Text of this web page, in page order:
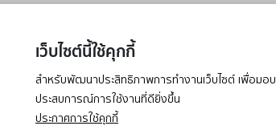
เว็บไซต์นี้ใช้คุกกี้
สำหรับพัฒนาประสิทธิภาพการทำงานเว็บไซต์ เพื่อมอบ
ประสบการณ์การใช้งานที่ดียิ่งขึ้น
ประกาศการใช้คุกกี้
has occurred while loading